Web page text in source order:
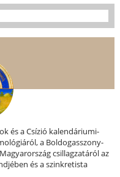
és a Csízió kalendáriumi-
a Boldogasszony-
csillagzatáról az
és a szinkretista